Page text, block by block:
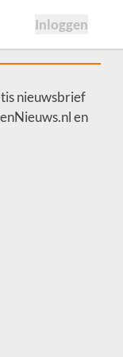
Inloggen
nieuwsbrief
en